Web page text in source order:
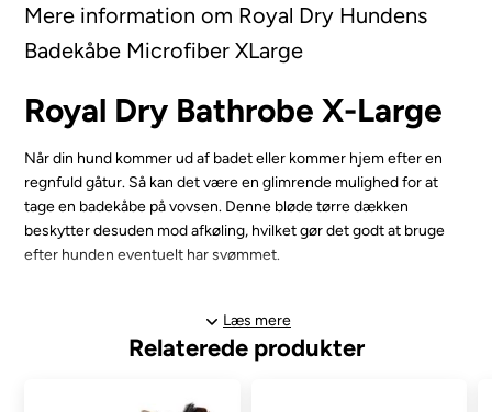
Mere information om Royal Dry Hundens
Badekåbe Microfiber XLarge
Royal Dry Bathrobe X-Large
Når din hund kommer ud af badet eller kommer hjem efter en
regnfuld gåtur. Så kan det være en glimrende mulighed for at
tage en badekåbe på vovsen. Denne bløde tørre dækken
beskytter desuden mod afkøling, hvilket gør det godt at bruge
efter hunden eventuelt har svømmet.
polyester som gør at badekåben holder formen. Samtidig er den
antibakteriel og absorberer ikke lugt.
anvendes til at holde dragten tæt til kroppen. Nakkekraven har
Læs mere
Relaterede produkter